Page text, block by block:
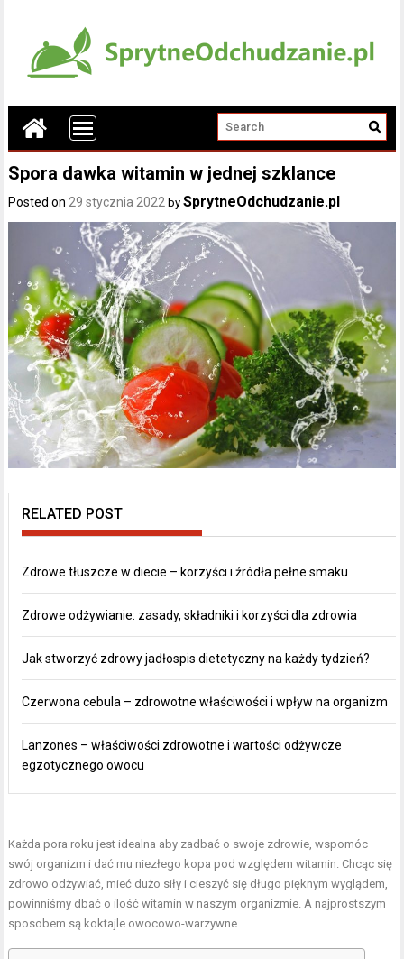
Spora dawka witamin w jednej szklance
Posted on 29 stycznia 2022 bySprytneOdchudzanie.pl
RELATED POST
Zdrowe tłuszcze w diecie – korzyści i źródła pełne smaku
Zdrowe odżywianie: zasady, składniki i korzyści dla zdrowia
Jak stworzyć zdrowy jadłospis dietetyczny na każdy tydzień?
Czerwona cebula – zdrowotne właściwości i wpływ na organizm
Lanzones – właściwości zdrowotne i wartości odżywcze
egzotycznego owocu
Każda pora roku jest idealna aby zadbać o swoje zdrowie, wspomóc
swój organizm i dać mu niezłego kopa pod względem witamin. Chcąc się
zdrowo odżywiać, mieć dużo siły i cieszyć się długo pięknym wyglądem,
powinniśmy dbać o ilość witamin w naszym organizmie. A najprostszym
sposobem są koktajle owocowo-warzywne.